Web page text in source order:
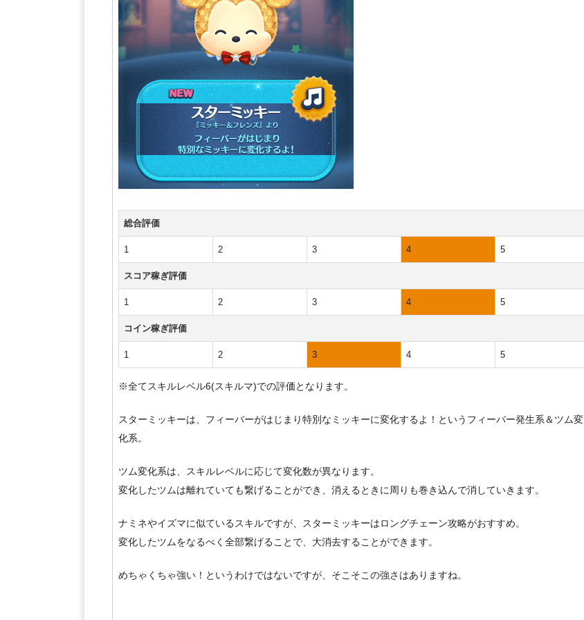
総合評価
1 2 3 4 5
スコア稼ぎ評価
1 2 3 4 5
コイン稼ぎ評価
1 2 3 4 5
※全てスキルレベル6(スキルマ)での評価となります。
スターミッキーは、フィーバーがはじまり特別なミッキーに変化するよ！というフィーバー発生系＆ツム変
化系。
ツム変化系は、スキルレベルに応じて変化数が異なります。
変化したツムは離れていても繋げることができ、消えるときに周りも巻き込んで消していきます。
ナミネやイズマに似ているスキルですが、スターミッキーはロングチェーン攻略がおすすめ。
変化したツムをなるべく全部繋げることで、大消去することができます。
めちゃくちゃ強い！というわけではないですが、そこそこの強さはありますね。